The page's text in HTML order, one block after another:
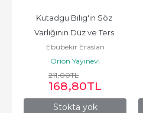
Stokta yok
Kutadgu Bilig'in Söz
Varlığının Düz ve Ters
Dizim Sözlüğü - Ebubekir...
Ebubekir Eraslan
Orion Yayınevi
211,00TL
168,80TL